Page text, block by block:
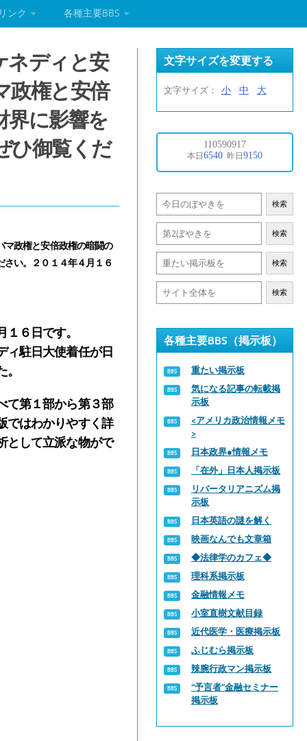
ンク 各種主要BBS
ネディと安
政権と安倍
界に影響を
ひ御覧くだ
マ政権と安倍政権の暗闘の
い。２０１４年４月１６
６日です。
ィ駐日大使着任が日
て第１部から第３部
ではわかりやすく詳
として立派な物がで
文字サイズを変更する
文字サイズ： 小 中 大
検索
検索
検索
検索
各種主要BBS（掲示板）
重たい掲示板
気になる記事の転載掲
示板
<アメリカ政治情報メモ
>
日本政界●情報メモ
「在外」日本人掲示板
リバータリアニズム掲
示板
日本英語の謎を解く
映画なんでも文章箱
◆法律学のカフェ◆
理科系掲示板
金融情報メモ
小室直樹文献目録
近代医学・医療掲示板
ふじむら掲示板
辣腕行政マン掲示板
“予言者”金融セミナー
掲示板